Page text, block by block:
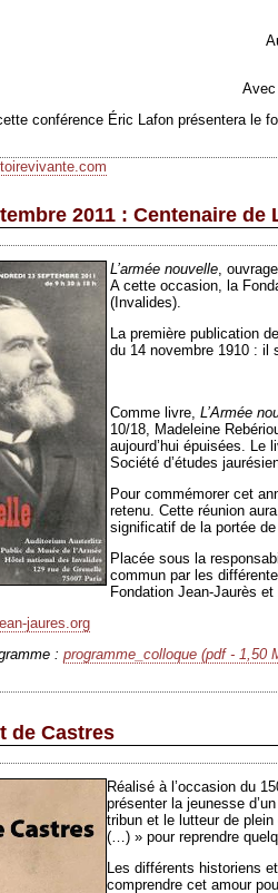
Avec
conférence Éric Lafon présentera le
2011 : Centenaire
L’armée nouvelle,
A cette occasion, la
(Invalides).
La première publication de
du 14 novembre 1910 : il
Comme livre, L’Armée
10/18, Madeleine
aujourd’hui épuisées. Le
Société d’études
Pour commémorer cet
retenu. Cette réunion
significatif de la portée
Placée sous la
commun par les
Fondation Jean-Jaurès
jaures.org
: programme_colloque (pdf - 1,50
de Castres
Réalisé à l’occasion du
présenter la jeunesse
tribun et le lutteur de
(…) » pour reprendre
Les différents historiens
comprendre cet amour